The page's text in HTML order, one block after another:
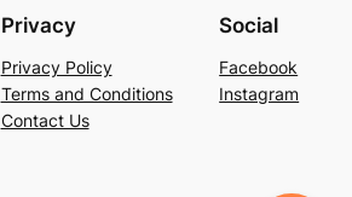
Privacy
Privacy Policy
Terms and Conditions
Contact Us
Social
Facebook
Instagram